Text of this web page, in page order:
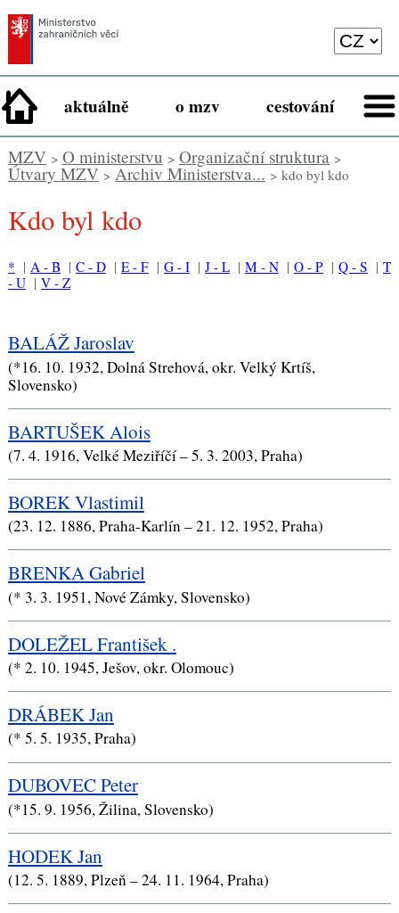
aktuálně o mzv cestování
MZV> O ministerstvu > Organizační struktura>
Útvary MZV> Archiv Ministerstva... > kdo byl kdo
kdo byl kdo
* | A - B | C - D| E - F| G - I| J - L| M - N| O - P| Q - S | T
- U| V - Z
BALÁŽ Jaroslav
(*16. 10. 1932, Dolná Strehová, okr. Velký Krtíš,
Slovensko)
BARTUŠEK Alois
(7. 4. 1916, Velké Meziříčí – 5. 3. 2003, Praha)
BOREK Vlastimil
(23. 12. 1886, Praha-Karlín – 21. 12. 1952, Praha)
BRENKA Gabriel
(* 3. 3. 1951, Nové Zámky, Slovensko)
DOLEŽEL František .
(* 2. 10. 1945, Ješov, okr. Olomouc)
DRÁBEK Jan
(* 5. 5. 1935, Praha)
DUBOVEC Peter
(*15. 9. 1956, Žilina, Slovensko)
HODEK Jan
(12. 5. 1889, Plzeň – 24. 11. 1964, Praha)